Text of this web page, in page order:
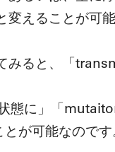
えることが可能
みると、「
態に」「
が可能なのです